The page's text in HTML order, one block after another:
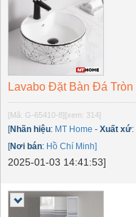
Lavabo Đặt Bàn Đá
[Mã: G-65410-8] [xem: 314]
[Nhãn hiệu: MT Home - Xuất xứ:
[Nơi bán: Hồ Chí Minh]
2025-01-03 14:41:53]